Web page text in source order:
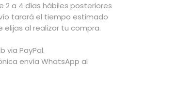
2 a 4 días hábiles posteriores
tarará el tiempo estimado
al realizar tu compra.
via PayPal.
envía WhatsApp al